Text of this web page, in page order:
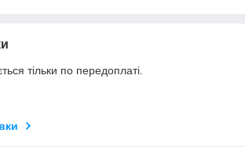
тільки по передоплаті.